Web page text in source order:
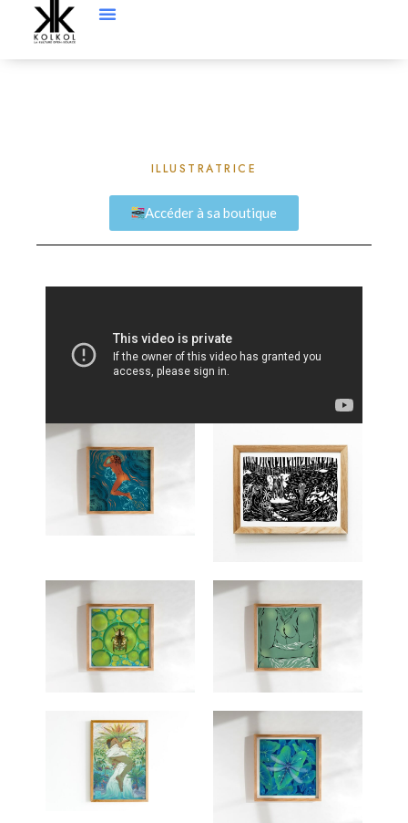
ILLUSTRATRICE
Accéder à sa boutique